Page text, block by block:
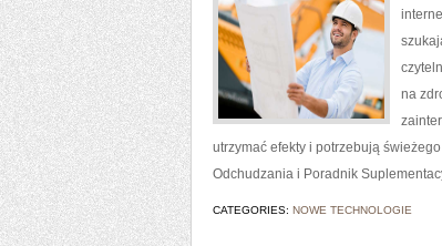
na
utrzymać efekty i potrzebują
Odchudzania i Poradnik
CATEGORIES: NOWE TECHNOLOGIE